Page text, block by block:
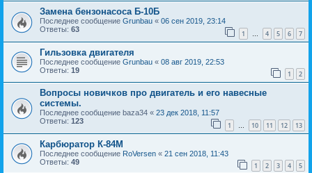
Замена бензонасоса Б-10Б
Последнее сообщение Grunbau « 06 сен 2019, 23:14
Ответы: 63 1 … 4 5 6 7
Гильзовка двигателя
Последнее сообщение Grunbau « 08 авг 2019, 22:53
Ответы: 19 1 2
Вопросы новичков про двигатель и его навесные
системы.
Последнее сообщение baza34 « 23 дек 2018, 11:57
Ответы: 123 1 … 10 11 12 13
Карбюратор К-84М
Последнее сообщение RoVersen « 21 сен 2018, 11:43
Ответы: 49 1 2 3 4 5